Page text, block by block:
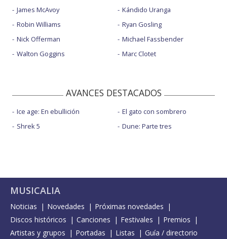
James McAvoy
Robin Williams
Nick Offerman
Walton Goggins
Kándido Uranga
Ryan Gosling
Michael Fassbender
Marc Clotet
AVANCES DESTACADOS
Ice age: En ebullición
Shrek 5
El gato con sombrero
Dune: Parte tres
MUSICALIA
Noticias Novedades
Próximas novedades
Discos históricos
Canciones Festivales
Premios
Artistas y grupos
Portadas Listas Guía / directorio